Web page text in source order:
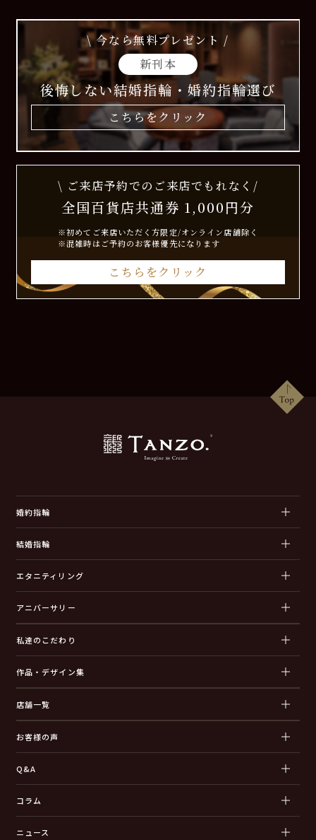
\ 今なら無料プレゼント /
新刊本
後悔しない結婚指輪・婚約指輪選び
こちらをクリック
\ ご来店予約でのご来店でもれなく/
全国百貨店共通券 1,000円分
※初めてご来店いただく方限定/オンライン店舗除く
※混雑時はご予約のお客様優先になります
こちらをクリック
婚約指輪
結婚指輪
エタニティリング
アニバーサリー
私達のこだわり
作品・デザイン集
店舗一覧
お客様の声
Q&A
コラム
ニュース